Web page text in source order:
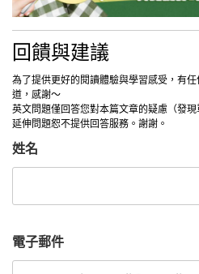
回饋與建議
為了提供更好的閱讀體驗與學習感受，有
道，感謝～
英文問題僅回答您對本篇文章的疑慮（發
延伸問題恕不提供回答服務。謝謝。
姓名
電子郵件